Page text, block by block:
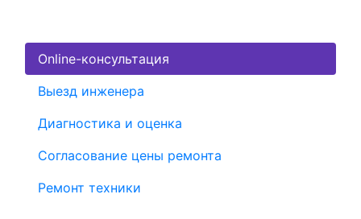
Online-консультация
Выезд инженера
Диагностика и оценка
Согласование цены ремонта
Ремонт техники